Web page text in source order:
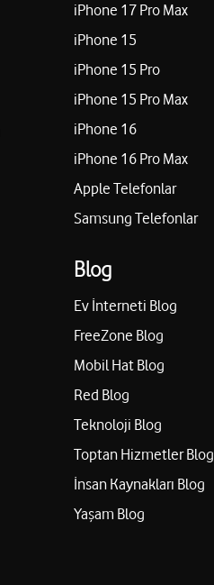
iPhone 17 Pro Max
iPhone 15
iPhone 15 Pro
iPhone 15 Pro Max
iPhone 16
iPhone 16 Pro Max
Apple Telefonlar
Samsung Telefonlar
Blog
Ev İnterneti Blog
FreeZone Blog
Mobil Hat Blog
Red Blog
Teknoloji Blog
Toptan Hizmetler Blog
İnsan Kaynakları Blog
Yaşam Blog